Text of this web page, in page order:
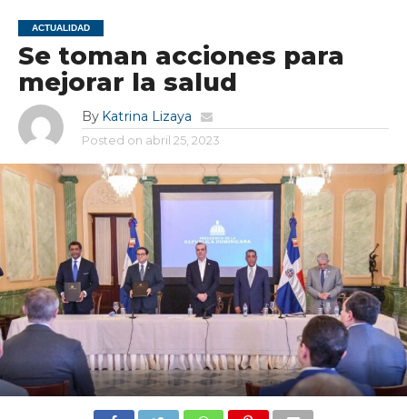
ACTUALIDAD
Se toman acciones para
mejorar la salud
By Katrina Lizaya
Posted on abril 25, 2023